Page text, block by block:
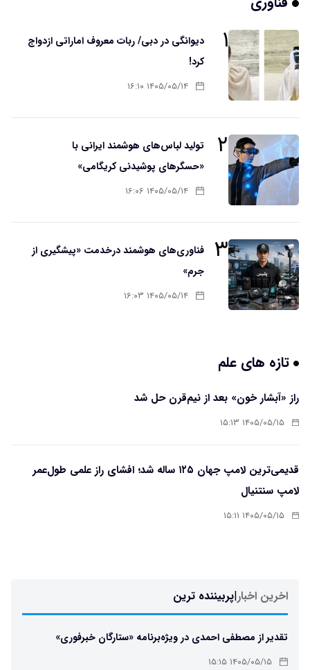
۱
دیوانگی در دبی/ ربات معروف اماراتی ازدواج
کرد!
۱۴۰۵/۰۵/۱۴ ۱۶:۱۰
۲
تولید لباس‌های هوشمند ایرانی با
«حسگرهای پوشیدنی کریگامی»
۱۴۰۵/۰۵/۱۴ ۱۶:۰۶
۳
فناوری‌های هوشمند درخدمت «پیشگیری از
جرم»
۱۴۰۵/۰۵/۱۴ ۱۶:۰۳
تازه های علم
راز «آبشار خون» بعد از نیم‌قرن حل شد
۱۴۰۵/۰۵/۱۵ ۱۵:۱۳
قدیمی‌ترین لامپ جهان ۱۲۵ ساله شد؛ افشای راز علمی طول‌عمر
لامپ سنتنیال
۱۴۰۵/۰۵/۱۵ ۱۵:۱۱
اخرین اخبار|پربیننده ترین
تقدیر از مصطفی احمدی در ویژه‌برنامه «ستارگان خبرفوری»
۱۴۰۵/۰۵/۱۵ ۱۵:۱۵